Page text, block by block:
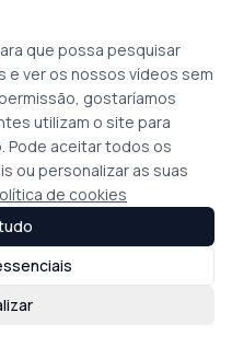
que possa pesquisar
ver os nossos vídeos sem
gostaríamos
utilizam o site para
Pode aceitar todos os
ou personalizar as suas
de cookies